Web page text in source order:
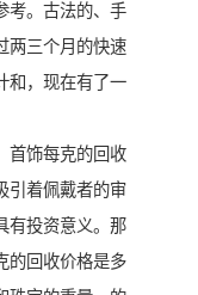
考。古法的、手
两三个月的快速
和，现在有了一
饰每克的回收
引着佩戴者的审
有投资意义。那
的回收价格是多